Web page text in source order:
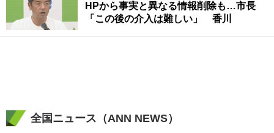
HPから事実と異なる情報削除も…市長
「この後の介入は難しい」 香川
全国ニュース（ANN NEWS）